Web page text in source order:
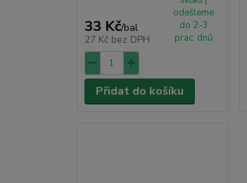
33 Kč/bal
27 Kč bez DPH
odešleme
do 2-3
prac. dnů
Přidat do košíku